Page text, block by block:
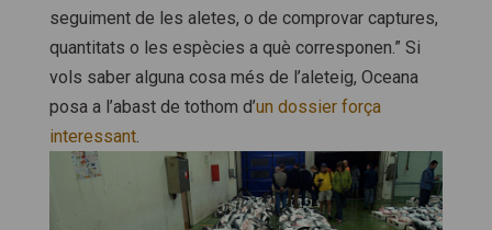
seguiment de les aletes, o de comprovar captures,
quantitats o les espècies a què corresponen.” Si
vols saber alguna cosa més de l’aleteig, Oceana
posa a l’abast de tothom d’un dossier força
interessant.